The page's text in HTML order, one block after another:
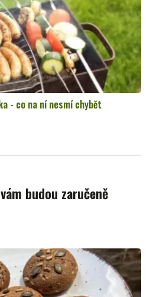
- co na ní nesmí chybět
budou zaručeně